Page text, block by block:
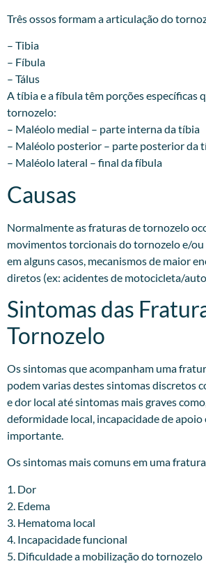
Três ossos formam a articulação do
– Tibia
– Fíbula
– Tálus
A tíbia e a fíbula têm porções específicas
tornozelo:
– Maléolo medial – parte interna da tíbia
– Maléolo posterior – parte posterior da
– Maléolo lateral – final da fíbula
Causas
Normalmente as fraturas de tornozelo
movimentos torcionais do tornozelo e/ou
em alguns casos, mecanismos de maior
diretos (ex: acidentes de motocicleta/
Sintomas das
Tornozelo
Os sintomas que acompanham uma
podem varias destes sintomas discretos
e dor local até sintomas mais graves
deformidade local, incapacidade de apoio
importante.
Os sintomas mais comuns em uma
1. Dor
2. Edema
3. Hematoma local
4. Incapacidade funcional
5. Dificuldade a mobilização do tornozelo